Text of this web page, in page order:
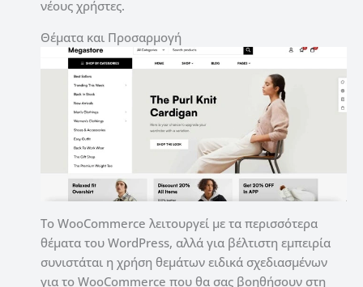
νέους χρήστες.
Θέματα και Προσαρμογή
Το WooCommerce λειτουργεί με τα περισσότερα
θέματα του WordPress, αλλά για βέλτιστη εμπειρία
συνιστάται η χρήση θεμάτων ειδικά σχεδιασμένων
για το WooCommerce που θα σας βοηθήσουν στη